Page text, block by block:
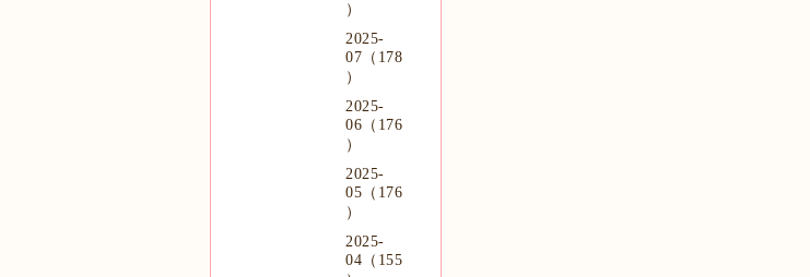
）
2025-
07（178
）
2025-
06（176
）
2025-
05（176
）
2025-
04（155